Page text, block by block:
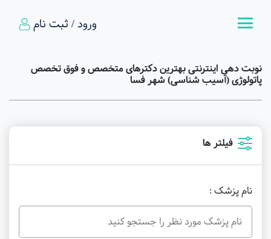
ورود / ثبت نام
نوبت دهی اینترنتی بهترین دکترهای متخصص و فوق تخصص
پاتولوژی (آسیب شناسی) شهر فسا
فیلتر ها
نام پزشک :